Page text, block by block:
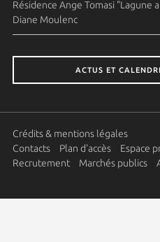
Résidence Ange Tomasi "Lagune
Diane Moulenc
ACTUS ET
Crédits & mentions légales
Contacts
Plan d'accès Espace
Recrutement
Marchés publics